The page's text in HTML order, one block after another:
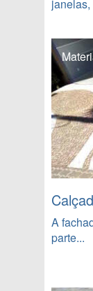
janelas,
A
parte...